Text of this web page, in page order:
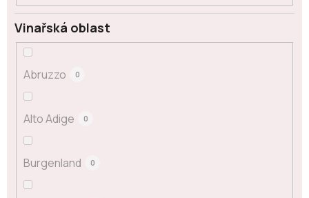
Vinařská oblast
Abruzzo 0
Alto Adige 0
Burgenland 0